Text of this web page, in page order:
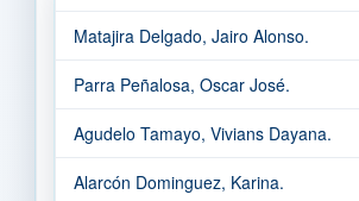
Matajira Delgado, Jairo Alonso.
Parra Peñalosa, Oscar José.
Agudelo Tamayo, Vivians Dayana.
Alarcón Dominguez, Karina.